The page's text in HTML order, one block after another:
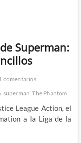
Superman:
comentarios
superman The Phantom
League Action, el
a la Liga de la